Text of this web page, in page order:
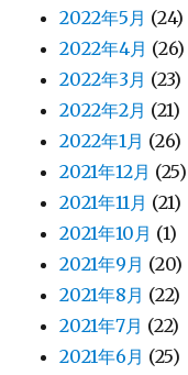
2022年5月 (24)
2022年4月 (26)
2022年3月 (23)
2022年2月 (21)
2022年1月 (26)
2021年12月 (25)
2021年11月 (21)
2021年10月 (1)
2021年9月 (20)
2021年8月 (22)
2021年7月 (22)
2021年6月 (25)